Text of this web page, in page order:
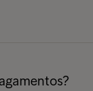
pagamento.